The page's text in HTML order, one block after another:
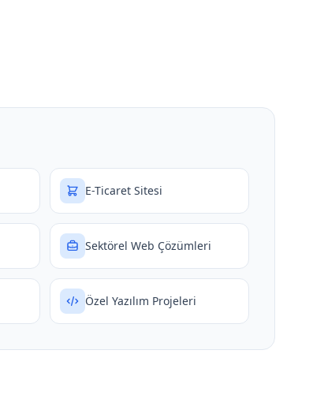
E-Ticaret Sitesi
Sektörel Web Çözümleri
Özel Yazılım Projeleri